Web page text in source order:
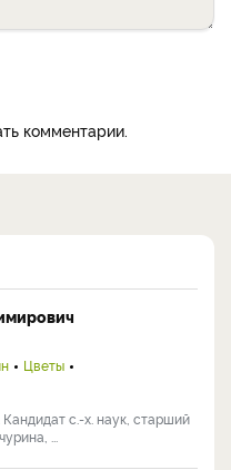
комментарии.
Цветы
с.-х. наук, старший
...